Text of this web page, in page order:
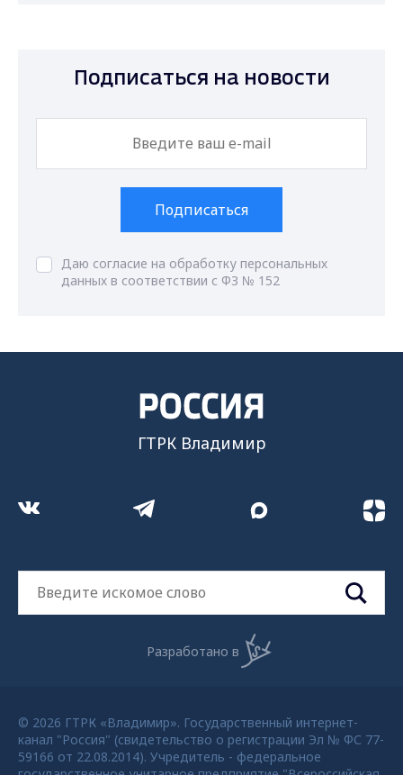
Подписаться на новости
Подписаться
Даю согласие на обработку персональных
данных в соответствии с ФЗ № 152
ГТРК Владимир
Разработано в
© 2026 ГТРК «Владимир». Государственный интернет-
канал "Россия" (свидетельство о регистрации Эл № ФС 77-
59166 от 22.08.2014). Учредитель - федеральное